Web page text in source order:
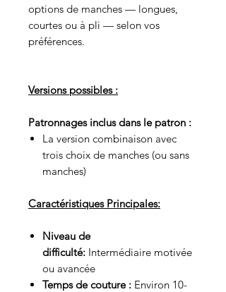
options de manches — longues,
courtes ou à pli — selon vos
préférences.
Versions possibles :
Patronnages inclus dans le patron :
La version combinaison avec
trois choix de manches (ou sans
manches)
Caractéristiques Principales:
Niveau de
difficulté: Intermédiaire motivée
ou avancée
Temps de couture : Environ 10-